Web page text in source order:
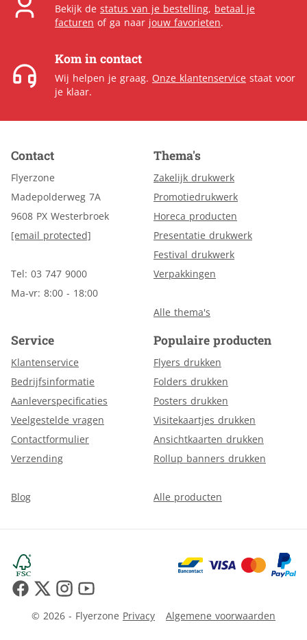
Bekijk de status van je bestelling, betaal je
facturen of ga naar jouw favorieten.
Kom in contact
Wij helpen je graag. Onze klantenservice staat voor
je klaar.
Contact
Flyerzone
Madepolderweg 7A
9608 PX Westerbroek
[email protected]
Tel: 03 747 9000
Ma-vr: 8:00 - 18:00
Thema's
Zakelijk drukwerk
Promotiedrukwerk
Horeca producten
Presentatie drukwerk
Festival drukwerk
Verpakkingen
Alle thema's
Service
Klantenservice
Bedrijfsinformatie
Aanleverspecificaties
Veelgestelde vragen
Contactformulier
Verzending
Blog
Populaire producten
Flyers drukken
Folders drukken
Posters drukken
Visitekaartjes drukken
Ansichtkaarten drukken
Rollup banners drukken
Alle producten
© 2026 - Flyerzone Privacy Algemene voorwaarden